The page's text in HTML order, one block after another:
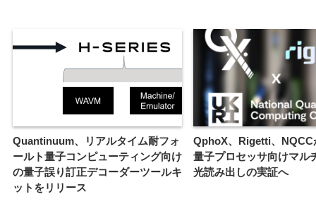
Quantinuum、リアルタイム耐フォ
ールト量子コンピューティング向け
の量子誤り訂正デコーダーツールキ
ットをリリース
QphoX、Rigetti、NQCC
量子プロセッサ向けマル
光読み出しの実証へ